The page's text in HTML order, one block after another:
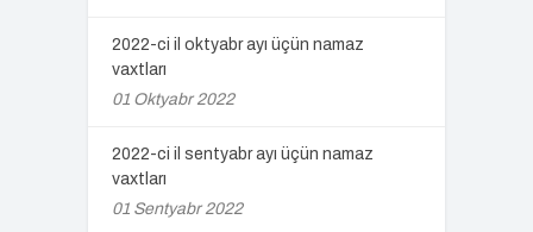
2022-ci il oktyabr ayı üçün namaz
vaxtları
01 Oktyabr 2022
2022-ci il sentyabr ayı üçün namaz
vaxtları
01 Sentyabr 2022